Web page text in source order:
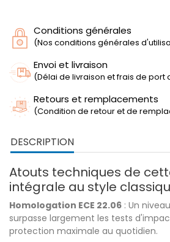
Conditions générales
(Nos conditions générales
Envoi et livraison
(Délai de livraison et frais de port
Retours et remplacements
(Condition de retour et de
DESCRIPTION
Atouts techniques de
intégrale au style
Homologation ECE 22.06 : Un
surpasse largement les tests
protection maximale au quotidien.